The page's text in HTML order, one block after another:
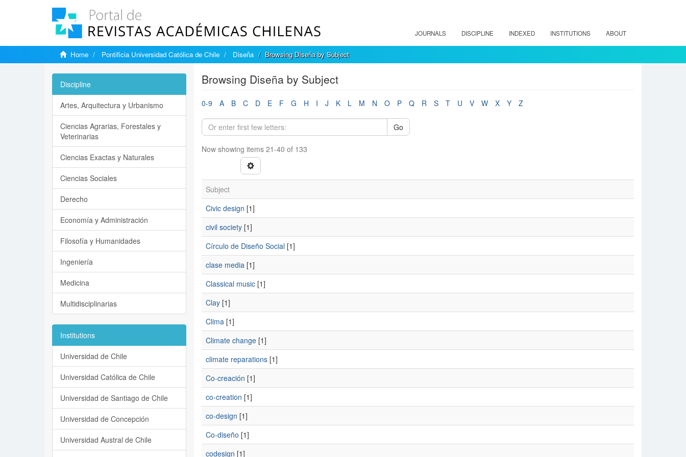
JOURNALS DISCIPLINE INDEXED INSTITUTIONS ABOUT
Home Pontificia Universidad Católica de Chile Diseña Browsing Diseña by Subject
Browsing Diseña by Subject
0-9 A B C D E F G H I J K L M N O P Q R S T U V W X Y Z
Go
Now showing items 21-40 of 133
Subject
Civic design [1]
civil society[1]
Círculo de Diseño Social[1]
clase media[1]
Classical music[1]
Clay[1]
Clima[1]
Climate change[1]
climate reparations[1]
Co-creación [1]
co-creation [1]
co-design [1]
Co-diseño [1]
codesign [1]
Discipline
Artes, Arquitectura y Urbanismo
Ciencias Agrarias, Forestales y
Veterinarias
Ciencias Exactas y Naturales
Ciencias Sociales
Derecho
Economía y Administración
Filosofía y Humanidades
Ingeniería
Medicina
Multidisciplinarias
Institutions
Universidad de Chile
Universidad Católica de Chile
Universidad de Santiago de Chile
Universidad de Concepción
Universidad Austral de Chile